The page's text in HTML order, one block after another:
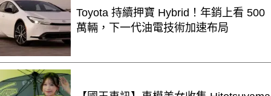
Toyota 持續押寶 Hybrid！年銷上看 500
萬輛，下一代油電技術加速布局